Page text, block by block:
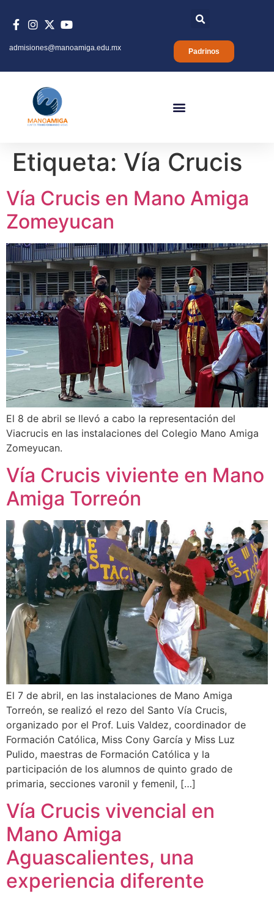
Padrinos
admisiones@manoamiga.edu.mx
Etiqueta: Vía Crucis
Vía Crucis en Mano Amiga
Zomeyucan
El 8 de abril se llevó a cabo la representación del
Viacrucis en las instalaciones del Colegio Mano Amiga
Zomeyucan.
Vía Crucis viviente en Mano
Amiga Torreón
El 7 de abril, en las instalaciones de Mano Amiga
Torreón, se realizó el rezo del Santo Vía Crucis,
organizado por el Prof. Luis Valdez, coordinador de
Formación Católica, Miss Cony García y Miss Luz
Pulido, maestras de Formación Católica y la
participación de los alumnos de quinto grado de
primaria, secciones varonil y femenil, […]
Vía Crucis vivencial en
Mano Amiga
Aguascalientes, una
experiencia diferente